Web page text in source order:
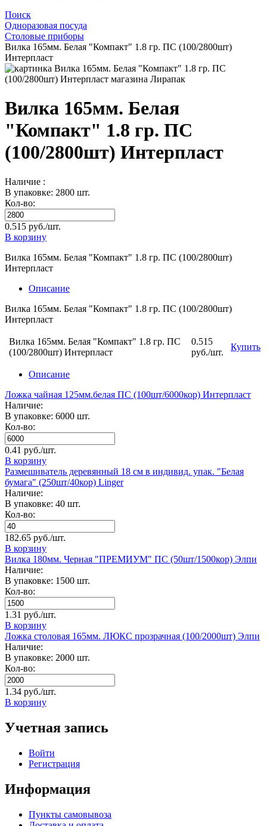
Поиск
Одноразовая посуда
Столовые приборы
Вилка 165мм. Белая "Компакт" 1.8 гр. ПС (100/2800шт)
Интерпласт
Вилка 165мм. Белая
"Компакт" 1.8 гр. ПС
(100/2800шт) Интерпласт
Наличие :
В упаковке: 2800 шт.
Кол-во:
0.515 руб./шт.
В корзину
Вилка 165мм. Белая "Компакт" 1.8 гр. ПС (100/2800шт)
Интерпласт
Описание
Вилка 165мм. Белая "Компакт" 1.8 гр. ПС (100/2800шт)
Интерпласт
Вилка 165мм. Белая "Компакт" 1.8 гр. ПС
(100/2800шт) Интерпласт
0.515
руб./шт.
Купить
Описание
Ложка чайная 125мм.белая ПС (100шт/6000кор) Интерпласт
Наличие:
В упаковке: 6000 шт.
Кол-во:
0.41 руб./шт.
В корзину
Размешиватель деревянный 18 см в индивид. упак. "Белая
бумага" (250шт/40кор) Linger
Наличие:
В упаковке: 40 шт.
Кол-во:
182.65 руб./шт.
В корзину
Вилка 180мм. Черная "ПРЕМИУМ" ПС (50шт/1500кор) Элпи
Наличие:
В упаковке: 1500 шт.
Кол-во:
1.31 руб./шт.
В корзину
Ложка столовая 165мм. ЛЮКС прозрачная (100/2000шт) Элпи
Наличие:
В упаковке: 2000 шт.
Кол-во:
1.34 руб./шт.
В корзину
Учетная запись
Войти
Регистрация
Информация
Пункты самовывоза